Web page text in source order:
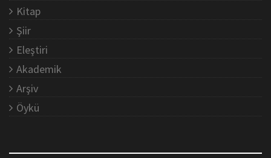
Kitap
Şiir
Eleştiri
Akademik
Arşiv
Öykü